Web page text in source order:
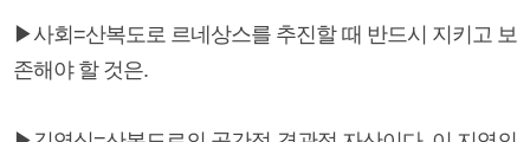
▶사회=산복도로 르네상스를 추진할 때 반드시 지키고 보
존해야 할 것은.